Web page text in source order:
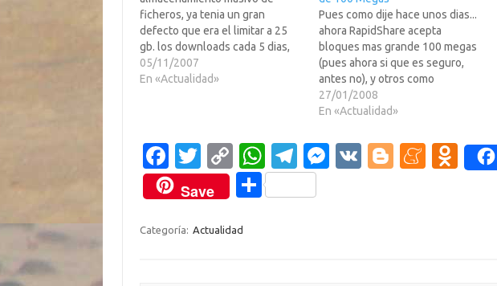
ficheros, ya tenia un gran
defecto que era el limitar a 25
gb. los downloads cada 5 dias,
ahora acaban de meter la pata
con la nueva restriccion que sus
05/11/2007
En «Actualidad»
Pues como dije hace unos dias...
ahora RapidShare acepta
bloques mas grande 100 megas
(pues ahora si que es seguro,
antes no), y otros como
MegaUpload lo aceptaban hace
tiempo. Pero lo que ambos dicen
superrebuscado es que...... los
ficheros de MAS 100 megas, NO
27/01/2008
En «Actualidad»
Fa
c
e
b
T
w
it
te
C
o
p
y
W
h
at
T
el
e
M
V
Bl
M O
Save
C
Categoría: Actualidad